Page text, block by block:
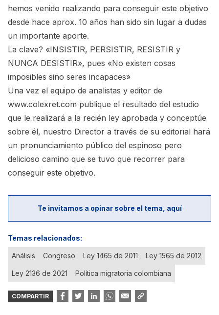
hemos venido realizando para conseguir este objetivo
desde hace aprox. 10 años han sido sin lugar a dudas
un importante aporte.
La clave? «INSISTIR, PERSISTIR, RESISTIR y
NUNCA DESISTIR», pues «No existen cosas
imposibles sino seres incapaces»
Una vez el equipo de analistas y editor de
www.colexret.com publique el resultado del estudio
que le realizará a la recién ley aprobada y conceptúe
sobre él, nuestro Director a través de su editorial hará
un pronunciamiento público del espinoso pero
delicioso camino que se tuvo que recorrer para
conseguir este objetivo.
Te invitamos a opinar sobre el tema, aquí
Temas relacionados:
Análisis Congreso Ley 1465 de 2011 Ley 1565 de 2012
Ley 2136 de 2021 Política migratoria colombiana
COMPARTIR